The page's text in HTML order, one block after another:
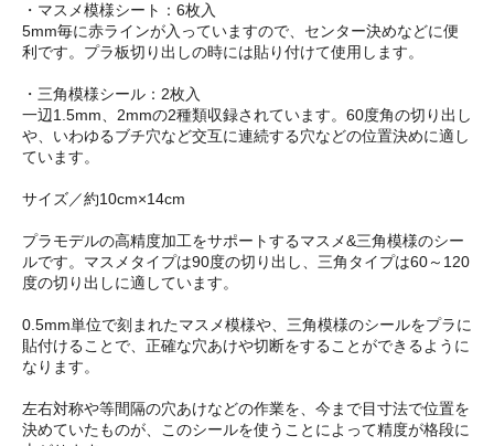
・マスメ模様シート：6枚入
5mm毎に赤ラインが入っていますので、センター決めなどに便
利です。プラ板切り出しの時には貼り付けて使用します。
・三角模様シール：2枚入
一辺1.5mm、2mmの2種類収録されています。60度角の切り出し
や、いわゆるブチ穴など交互に連続する穴などの位置決めに適し
ています。
サイズ／約10cm×14cm
プラモデルの高精度加工をサポートするマスメ&三角模様のシー
ルです。マスメタイプは90度の切り出し、三角タイプは60～120
度の切り出しに適しています。
0.5mm単位で刻まれたマスメ模様や、三角模様のシールをプラに
貼付けることで、正確な穴あけや切断をすることができるように
なります。
左右対称や等間隔の穴あけなどの作業を、今まで目寸法で位置を
決めていたものが、このシールを使うことによって精度が格段に